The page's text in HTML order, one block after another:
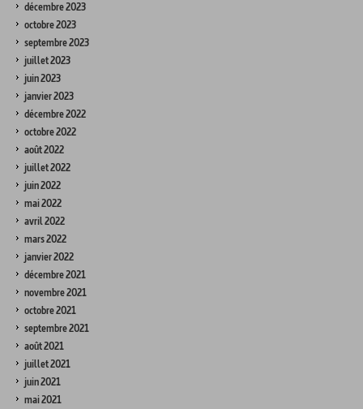
décembre 2023
octobre 2023
septembre 2023
juillet 2023
juin 2023
janvier 2023
décembre 2022
octobre 2022
août 2022
juillet 2022
juin 2022
mai 2022
avril 2022
mars 2022
janvier 2022
décembre 2021
novembre 2021
octobre 2021
septembre 2021
août 2021
juillet 2021
juin 2021
mai 2021